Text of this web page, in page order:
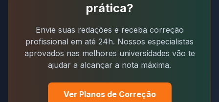
prática?
Envie suas redações e receba correção
profissional em até 24h. Nossos especialistas
aprovados nas melhores universidades vão te
ajudar a alcançar a nota máxima.
Ver Planos de Correção